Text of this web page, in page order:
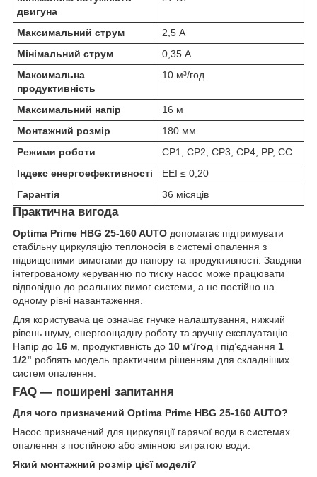
двигуна
Максимальний струм
2,5 А
Мінімальний струм
0,35 А
Максимальна
продуктивність
10 м³/год
Максимальний напір
16 м
Монтажний розмір
180 мм
Режими роботи
CP1, CP2, CP3, CP4, PP, CC
Індекс енергоефективності
EEI ≤ 0,20
Гарантія
36 місяців
Практична вигода
Optima Prime HBG 25-160 AUTO допомагає підтримувати
стабільну циркуляцію теплоносія в системі опалення з
підвищеними вимогами до напору та продуктивності. Завдяки
інтегрованому керуванню по тиску насос може працювати
відповідно до реальних вимог системи, а не постійно на
одному рівні навантаження.
Для користувача це означає гнучке налаштування, нижчий
рівень шуму, енергоощадну роботу та зручну експлуатацію.
Напір до 16 м , продуктивність до 10 м³/год і під’єднання 1
1/2" роблять модель практичним рішенням для складніших
систем опалення.
FAQ — поширені запитання
Для чого призначений Optima Prime HBG 25-160 AUTO?
Насос призначений для циркуляції гарячої води в системах
опалення з постійною або змінною витратою води.
Який монтажний розмір цієї моделі?